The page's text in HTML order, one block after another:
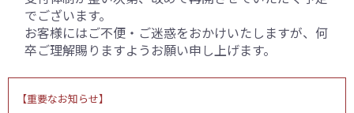
でございます。
お客様にはご不便・ご迷惑をおかけいたしますが、何
卒ご理解賜りますようお願い申し上げます。
【重要なお知らせ】